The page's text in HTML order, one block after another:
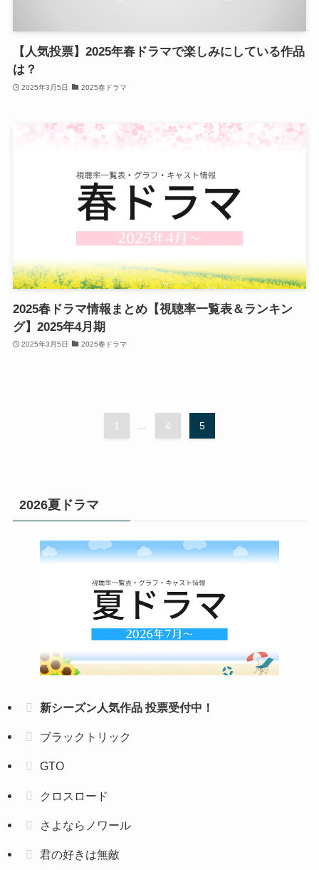
【人気投票】2025年春ドラマで楽しみにしている作品
は？
2025年3月5日 2025春ドラマ
2025春ドラマ情報まとめ【視聴率一覧表＆ランキン
グ】2025年4月期
2025年3月5日 2025春ドラマ
1 4 5
2026夏ドラマ
新シーズン人気作品 投票受付中！
ブラックトリック
GTO
クロスロード
さよならノワール
君の好きは無敵